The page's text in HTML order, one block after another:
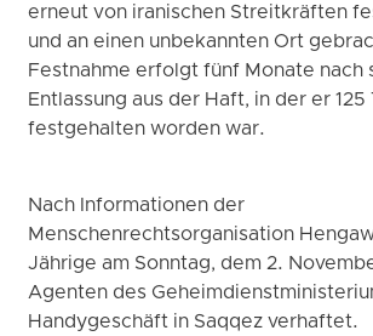
erneut von iranischen Streitkräften
und an einen unbekannten Ort
Festnahme erfolgt fünf Monate nach
Entlassung aus der Haft, in der er 125
festgehalten worden war.
Nach Informationen der
Menschenrechtsorganisation
Jährige am Sonntag, dem 2.
Agenten des
Handygeschäft in Saqqez verhaftet.